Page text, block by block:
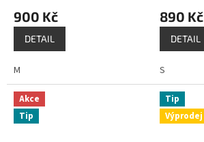
900 Kč
DETAIL
M
890 Kč
DETAIL
S
Akce
Tip
Tip
Výprodej